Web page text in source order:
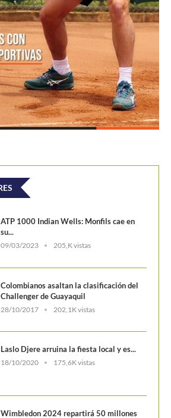
su...
09/03/2023
Challenger de Guayaquil
28/10/2017 202,1K vistas
18/10/2020 175,6K vistas
de libras en...